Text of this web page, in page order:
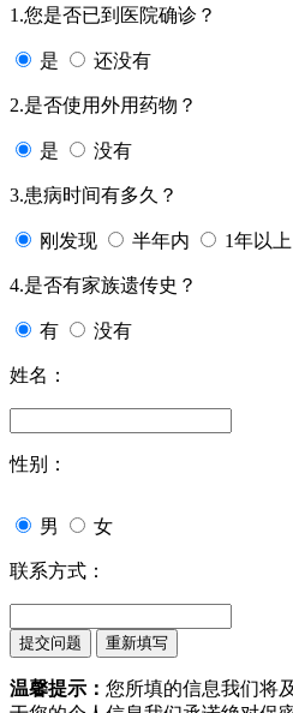
1.您是否已到医院确诊？
是 还没有
2.是否使用外用药物？
是 没有
3.患病时间有多久？
刚发现 半年内 1年以上
4.是否有家族遗传史？
有 没有
姓名：
性别：
男 女
联系方式：
温馨提示： 您所填的信息我们将